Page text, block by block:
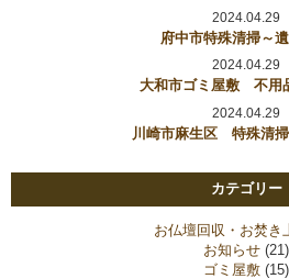
2024.04.29
府中市特殊清掃～
2024.04.29
大和市ゴミ屋敷 不用
2024.04.29
川崎市麻生区 特殊清
カテゴリー
お仏壇回収・お焚き
お知らせ (21)
ゴミ屋敷 (15)